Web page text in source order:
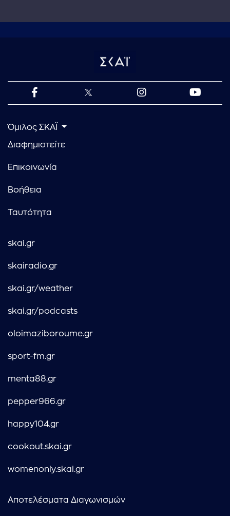
Όμιλος ΣΚΑΪ
Διαφημιστείτε
Επικοινωνία
Βοήθεια
Ταυτότητα
skai.gr
skairadio.gr
skai.gr/weather
skai.gr/podcasts
oloimaziboroume.gr
sport-fm.gr
menta88.gr
pepper966.gr
happy104.gr
cookout.skai.gr
womenonly.skai.gr
Αποτελέσματα Διαγωνισμών